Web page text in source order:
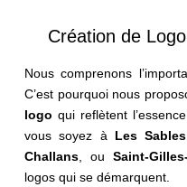
Création de
Nous comprenons
C’est pourquoi nous
logo qui reflètent
vous soyez à Les
Challans, ou Saint-
logos qui se démarquent.